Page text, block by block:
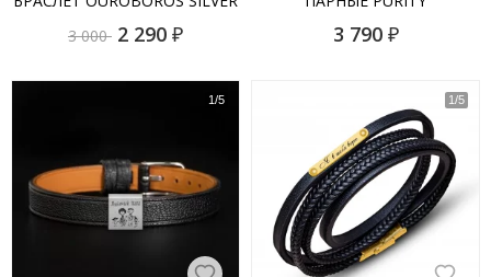
3 000 2 290 ₽ 3 790 ₽